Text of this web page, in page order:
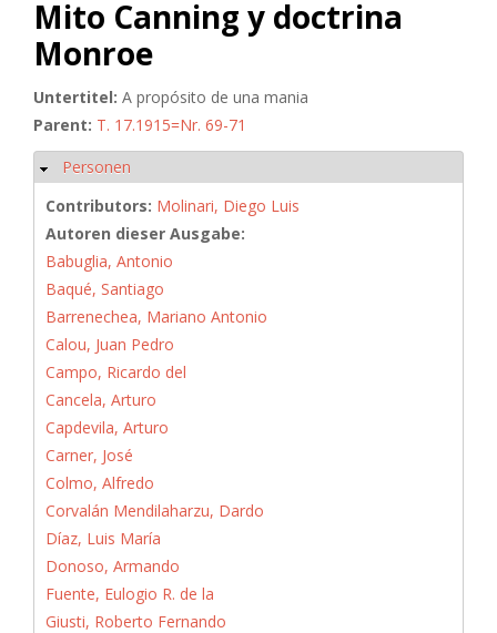
Mito Canning y doctrina
Monroe
Untertitel: A propósito de una mania
Parent: T. 17.1915=Nr. 69-71
Hide
Personen
Contributors: Molinari, Diego Luis
Autoren dieser Ausgabe:
Babuglia, Antonio
Baqué, Santiago
Barrenechea, Mariano Antonio
Calou, Juan Pedro
Campo, Ricardo del
Cancela, Arturo
Capdevila, Arturo
Carner, José
Colmo, Alfredo
Corvalán Mendilaharzu, Dardo
Díaz, Luis María
Donoso, Armando
Fuente, Eulogio R. de la
Giusti, Roberto Fernando